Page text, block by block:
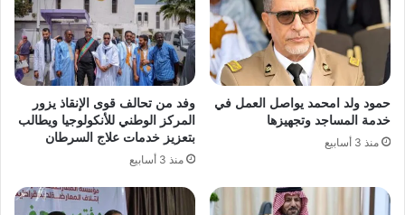
حمود ولد امحمد يواصل العمل في
خدمة المساجد وتجهيزها
منذ 3 أسابيع
وفد من تحالف قوى الإنقاذ يزور
المركز الوطني للأنكولوجيا ويطالب
بتعزيز خدمات علاج السرطان
منذ 3 أسابيع